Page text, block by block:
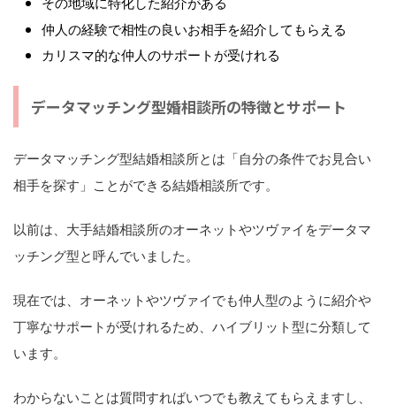
仲人の経験で相性の良いお相手を紹介してもらえる
カリスマ的な仲人のサポートが受けれる
データマッチング型婚相談所の特徴とサポート
データマッチング型結婚相談所とは「自分の条件でお見合い
相手を探す」ことができる結婚相談所です。
以前は、大手結婚相談所のオーネットやツヴァイをデータマ
ッチング型と呼んでいました。
現在では、オーネットやツヴァイでも仲人型のように紹介や
丁寧なサポートが受けれるため、ハイブリット型に分類して
います。
わからないことは質問すればいつでも教えてもらえますし、